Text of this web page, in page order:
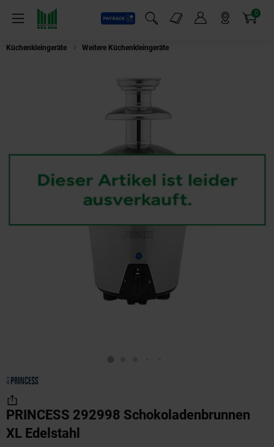
Menü
Payback
Suchfeld einblenden
Markt-Angebote 0
Artikel
Küchenkleingeräte Weitere Küchenkleingeräte
PRINCESS 292998 Schokoladenbrunnen
XL Edelstahl